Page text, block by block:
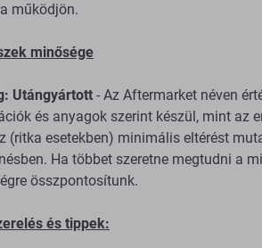
működjön.
minősége
Utángyártott - Az Aftermarket néven
és anyagok szerint készül, mint az
(ritka esetekben) minimális eltérést
Ha többet szeretne megtudni a
összpontosítunk.
és tippek: